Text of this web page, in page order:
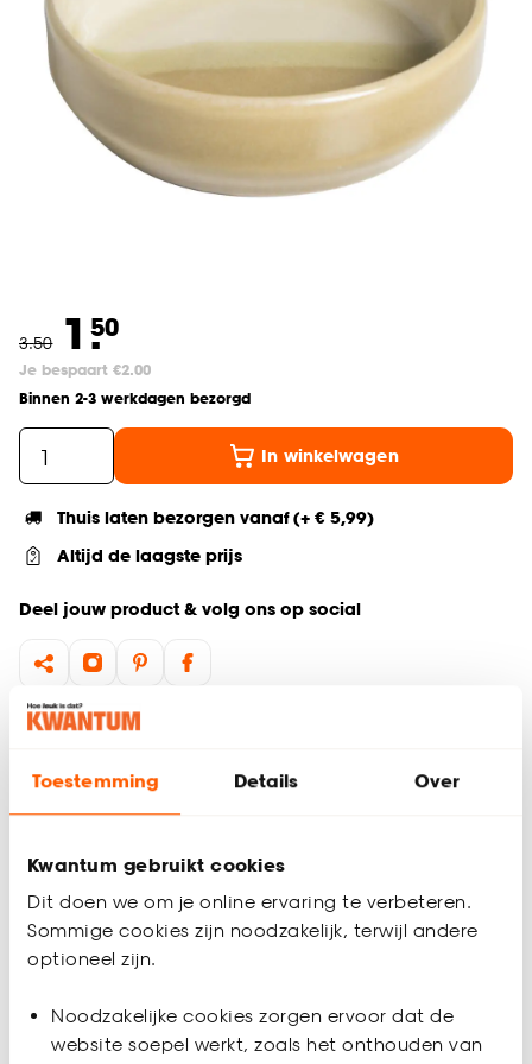
Toestemming Details Over
Kwantum gebruikt cookies
Dit doen we om je online ervaring te verbeteren.
Sommige cookies zijn noodzakelijk, terwijl andere
optioneel zijn.
Noodzakelijke cookies zorgen ervoor dat de
website soepel werkt, zoals het onthouden van
3.50 1.50
Je bespaart €2.00
Binnen 2-3 werkdagen bezorgd
In winkelwagen
Thuis laten bezorgen vanaf (+ € 5,99)
Altijd de laagste prijs
Deel jouw product & volg ons op social
Productomschrijving
gerechten. Deze sfeervolle en moderne schaal, met een
diameter van 9,5 cm, is uitgevoerd in cognac aardewerk
kleur. Het stijlvolle ontwerp maakt dit schaaltje een ideale
toevoeging aan elke tafelsetting.
Serie: Ivo
Gemaakt van aardewerk (stoneware)
Artikelnummer 4317197